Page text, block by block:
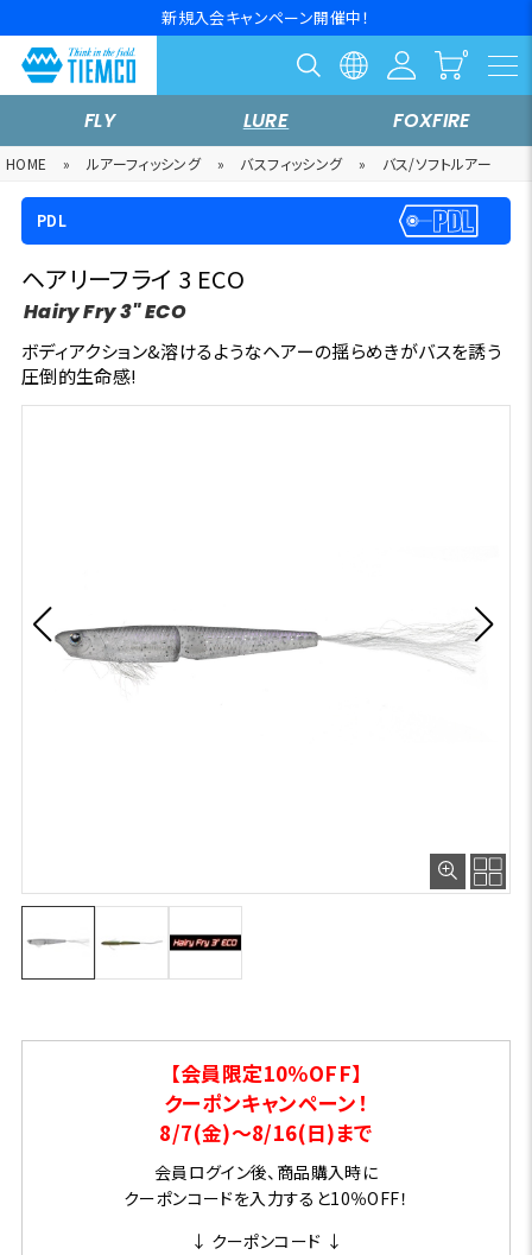
新規入会キャンペーン開催中！
FLY LURE FOXFIRE
HOME » ルアーフィッシング » バスフィッシング » バス/ソフトルアー
PDL
ヘアリーフライ 3 ECO
Hairy Fry 3" ECO
ボディアクション&溶けるようなヘアーの揺らめきがバスを誘う
圧倒的生命感!
【会員限定10％OFF】
クーポンキャンペーン！
8/7(金)～8/16(日)まで
会員ログイン後、商品購入時に
クーポンコードを入力すると10％OFF！
↓ クーポンコード ↓